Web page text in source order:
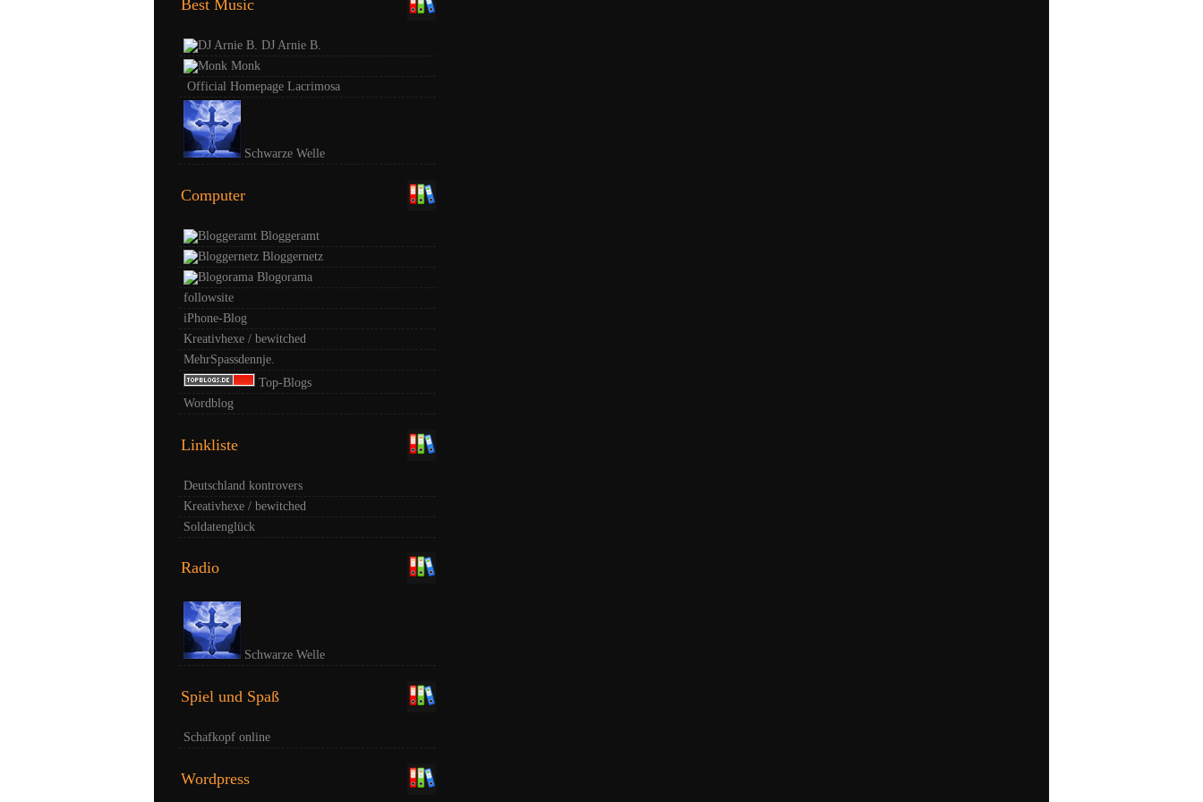
Best Music
DJ Arnie B.
Monk
Official Homepage Lacrimosa
Schwarze Welle
Computer
Bloggeramt
Bloggernetz
Blogorama
followsite
iPhone-Blog
Kreativhexe / bewitched
MehrSpassdennje.
Top-Blogs
Wordblog
Linkliste
Deutschland kontrovers
Kreativhexe / bewitched
Soldatenglück
Radio
Schwarze Welle
Spiel und Spaß
Schafkopf online
Wordpress